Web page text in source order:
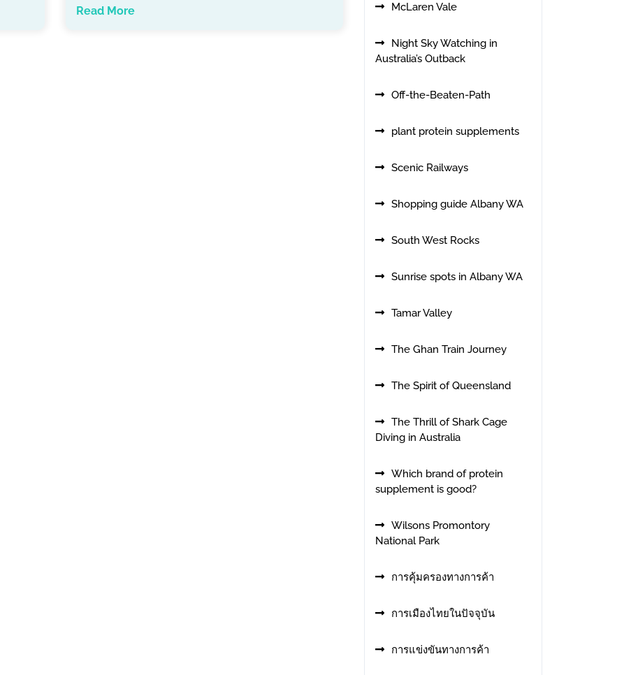
Read More McLaren Vale
Night Sky Watching in
Australia’s Outback
Off-the-Beaten-Path
plant protein supplements
Scenic Railways
Shopping guide Albany WA
South West Rocks
Sunrise spots in Albany WA
Tamar Valley
The Ghan Train Journey
The Spirit of Queensland
The Thrill of Shark Cage
Diving in Australia
Which brand of protein
supplement is good?
Wilsons Promontory
National Park
การคุ้มครองทางการค้า
การเมืองไทยในปัจจุบัน
การแข่งขันทางการค้า